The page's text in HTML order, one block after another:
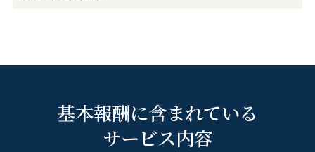
基本報酬に含まれている
サービス内容